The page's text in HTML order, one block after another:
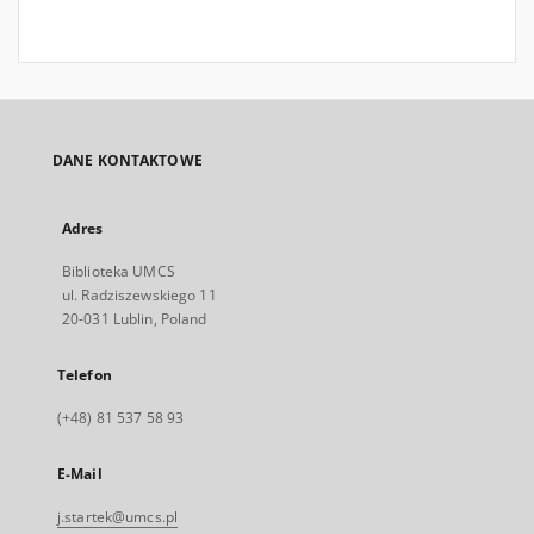
DANE KONTAKTOWE
Adres
Biblioteka UMCS
ul. Radziszewskiego 11
20-031 Lublin, Poland
Telefon
(+48) 81 537 58 93
E-Mail
j.startek@umcs.pl